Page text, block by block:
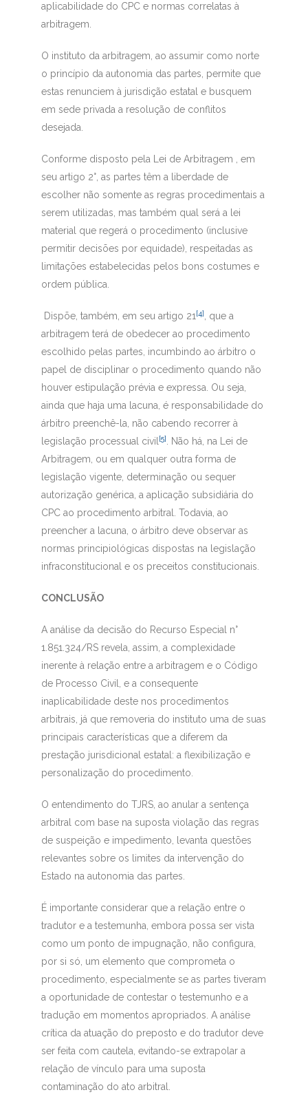
aplicabilidade do CPC e normas correlatas à
arbitragem.
O instituto da arbitragem, ao assumir como norte
o princípio da autonomia das partes, permite que
estas renunciem à jurisdição estatal e busquem
em sede privada a resolução de conflitos
desejada.
Conforme disposto pela Lei de Arbitragem , em
seu artigo 2°, as partes têm a liberdade de
escolher não somente as regras procedimentais a
serem utilizadas, mas também qual será a lei
material que regerá o procedimento (inclusive
permitir decisões por equidade), respeitadas as
limitações estabelecidas pelos bons costumes e
ordem pública.
Dispõe, também, em seu artigo 21[4], que a
arbitragem terá de obedecer ao procedimento
escolhido pelas partes, incumbindo ao árbitro o
papel de disciplinar o procedimento quando não
houver estipulação prévia e expressa. Ou seja,
ainda que haja uma lacuna, é responsabilidade do
árbitro preenchê-la, não cabendo recorrer à
legislação processual civil[5]. Não há, na Lei de
Arbitragem, ou em qualquer outra forma de
legislação vigente, determinação ou sequer
autorização genérica, a aplicação subsidiária do
CPC ao procedimento arbitral. Todavia, ao
preencher a lacuna, o árbitro deve observar as
normas principiológicas dispostas na legislação
infraconstitucional e os preceitos constitucionais.
CONCLUSÃO
A análise da decisão do Recurso Especial n°
1.851.324/RS revela, assim, a complexidade
inerente à relação entre a arbitragem e o Código
de Processo Civil, e a consequente
inaplicabilidade deste nos procedimentos
arbitrais, já que removeria do instituto uma de suas
principais características que a diferem da
prestação jurisdicional estatal: a flexibilização e
personalização do procedimento.
O entendimento do TJRS, ao anular a sentença
arbitral com base na suposta violação das regras
de suspeição e impedimento, levanta questões
relevantes sobre os limites da intervenção do
Estado na autonomia das partes.
É importante considerar que a relação entre o
tradutor e a testemunha, embora possa ser vista
como um ponto de impugnação, não configura,
por si só, um elemento que comprometa o
procedimento, especialmente se as partes tiveram
a oportunidade de contestar o testemunho e a
tradução em momentos apropriados. A análise
crítica da atuação do preposto e do tradutor deve
ser feita com cautela, evitando-se extrapolar a
relação de vínculo para uma suposta
contaminação do ato arbitral.